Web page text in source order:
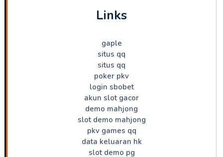
Links
gaple
situs qq
situs qq
poker pkv
login sbobet
akun slot gacor
demo mahjong
slot demo mahjong
pkv games qq
data keluaran hk
slot demo pg